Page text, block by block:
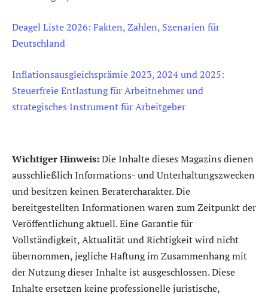
Deagel Liste 2026: Fakten, Zahlen, Szenarien für
Deutschland
Inflationsausgleichsprämie 2023, 2024 und 2025:
Steuerfreie Entlastung für Arbeitnehmer und
strategisches Instrument für Arbeitgeber
Wichtiger Hinweis:Die Inhalte dieses Magazins dienen
ausschließlich Informations- und Unterhaltungszwecken
und besitzen keinen Beratercharakter. Die
bereitgestellten Informationen waren zum Zeitpunkt der
Veröffentlichung aktuell. Eine Garantie für
Vollständigkeit, Aktualität und Richtigkeit wird nicht
übernommen, jegliche Haftung im Zusammenhang mit
der Nutzung dieser Inhalte ist ausgeschlossen. Diese
Inhalte ersetzen keine professionelle juristische,